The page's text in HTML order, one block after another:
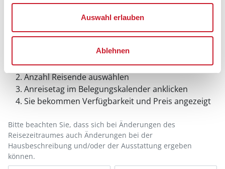
Auswahl erlauben
Ablehnen
Belegungskalender
Reisedauer auswählen
Anzahl Reisende auswählen
Anreisetag im Belegungskalender anklicken
Sie bekommen Verfügbarkeit und Preis angezeigt
Bitte beachten Sie, dass sich bei Änderungen des
Reisezeitraumes auch Änderungen bei der
Hausbeschreibung und/oder der Ausstattung ergeben
können.